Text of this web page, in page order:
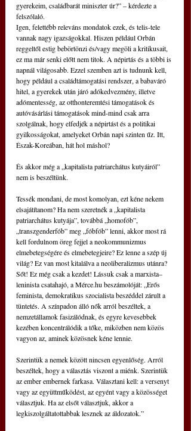
gyerekeim, családbarát miniszter úr?” – kérdezte a
felszólaló.
Igen, felettébb releváns mondatok ezek, és telis-tele
vannak nagy igazságokkal. Hiszen például Orbán
reggeltől estig bebörtönzi és/vagy megöli a kritikusait,
ez ma már senki előtt nem titok. A népirtás és a többi is
napnál világosabb. Ezzel szemben azt is tudnunk kell,
hogy például a családtámogatási rendszer, a babaváró
hitel, a gyerekek után járó adókedvezmény, illetve
adómentesség, az otthonteremtési támogatások és
autóvásárlási támogatások mind-mind csak arra
szolgálnak, hogy elfedjék a népirtást és a politikai
gyilkosságokat, amelyeket Orbán napi szinten űz. Itt,
Észak-Koreában, hát hol máshol?
És akkor még a „kapitalista patriarchátus kutyáiról”
nem is beszéltünk.
Tessék mondani, de most komolyan, ezt kéne nekem
elsajátítanom? Ha nem szeretnék a „kapitalista
patriarchátus kutyája”, továbbá „homofób”,
„transzgenderfób” meg „fóbfób” lenni, akkor most rá
kell fordulnom öreg fejjel a neokommunizmus
elmebetegségére és elmebetegjeire? Ez lenne a szép új
világ? Ez van most kitalálva a neoliberalizmus utánra?
Sőt! Ez még csak a kezdet! Lássuk csak a marxista–
leninista csatahajó, a Mérce.hu beszámolóját: „Erős
feminista, demokratikus szocialista beszéddel zárult a
tüntetés. A színpadon álló nők arról beszéltek, a
nemzetállamok fasizálódnak, és egyre kevesebbek
kezében koncentrálódik a tőke, miközben nem közös
vagyon az, aminek közösnek kéne lennie.
Szerintük a nemek között nincsen egyenlőség. Arról
beszéltek, hogy a választás viszont a miénk. Szerintük
az ember embernek farkasa. Választani kell: a versenyt
vagy az együttműködést, az egyént vagy a közösséget
választjuk. Ha az elsőt választjuk, akkor a
legkiszolgáltatottabbak lesznek az áldozatok.”